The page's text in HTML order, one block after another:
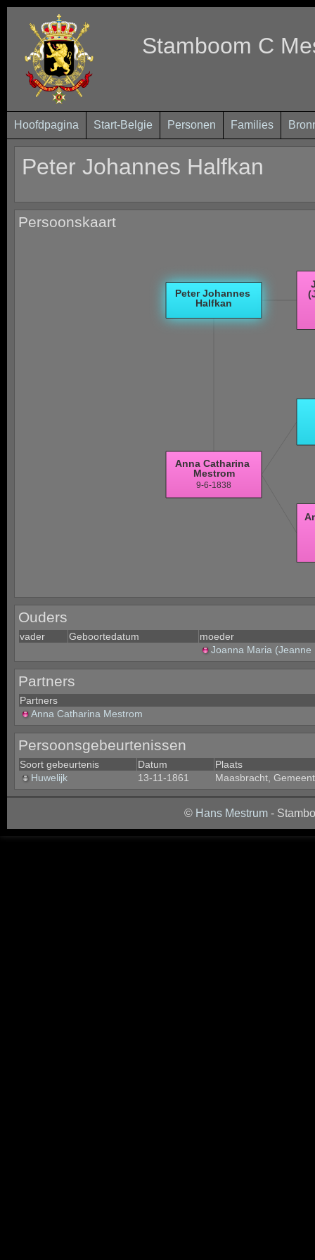
Stamboom C
Hoofdpagina Start-Belgie Personen Families
Peter Johannes Halfkan
Persoonskaart
Ouders
vader Geboortedatum
moeder
Joanna Maria
Partners
Partners
Anna Catharina Mestrom
Persoonsgebeurtenissen
Soort gebeurtenis Datum
Plaats
Huwelijk
13-11-1861 Maasbracht,
© Hans Mestrum -